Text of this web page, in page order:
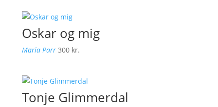
Oskar og mig
Maria Parr 300 kr.
Tonje Glimmerdal